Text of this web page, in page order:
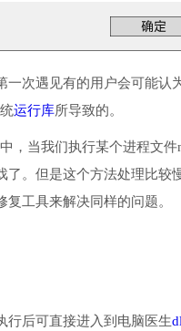
次遇见有的用户会可能认
运行库所导致的。
，当我们执行某个进程文
。但是这个方法处理比较
工具来解决同样的问题。
行后可直接进入到电脑医生